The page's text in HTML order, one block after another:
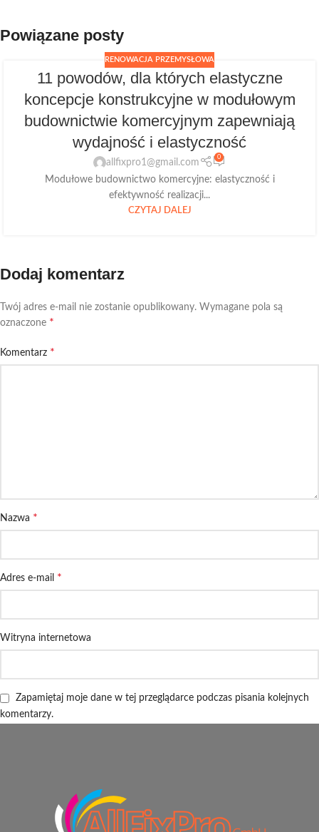
Powiązane posty
RENOWACJA PRZEMYSŁOWA
11 powodów, dla których elastyczne
koncepcje konstrukcyjne w modułowym
budownictwie komercyjnym zapewniają
wydajność i elastyczność
allfixpro1@gmail.com
0
Modułowe budownictwo komercyjne: elastyczność i
efektywność realizacji...
CZYTAJ DALEJ
Dodaj komentarz
Twój adres e-mail nie zostanie opublikowany. Wymagane pola są
oznaczone *
Komentarz *
Nazwa *
Adres e-mail *
Witryna internetowa
Zapamiętaj moje dane w tej przeglądarce podczas pisania kolejnych
komentarzy.